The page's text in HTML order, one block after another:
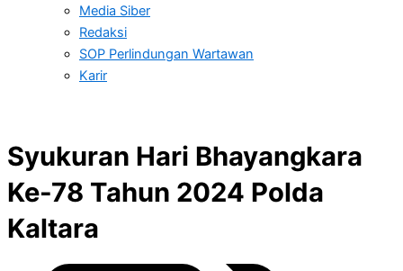
Media Siber
Redaksi
SOP Perlindungan Wartawan
Karir
Syukuran Hari Bhayangkara
Ke-78 Tahun 2024 Polda
Kaltara